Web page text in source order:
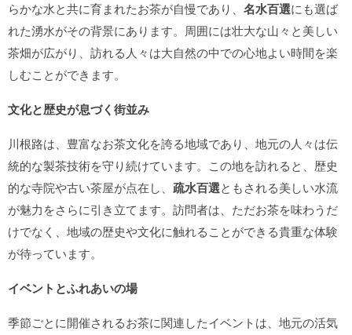
らかな水と共に育まれたお茶が自慢であり、 名水百選にも選ば
れた湧水がその背景にあります。周囲には壮大な山々と美しい
茶畑が広がり、訪れる人々は大自然の中での心地よい時間を楽
しむことができます。
文化と歴史が息づく街並み
川根路は、豊富なお茶文化を誇る地域であり、地元の人々は伝
統的な製茶技術を守り続けています。この地を訪れると、歴史
的な寺院や古い茶屋が点在し、 疏水百選ともされる美しい水流
が魅力をさらに引き立てます。訪問者は、ただお茶を味わうだ
けでなく、地域の歴史や文化に触れることができる貴重な体験
が待っています。
イベントとふれあいの場
季節ごとに開催されるお茶に関連したイベントは、地元の活気